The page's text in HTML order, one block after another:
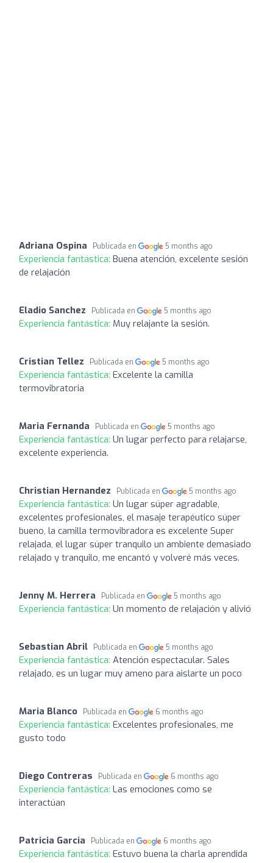
Adriana Ospina Publicada en 5 months ago
Experiencia fantástica: Buena atención, excelente sesión
de relajación
Eladio Sanchez Publicada en 5 months ago
Experiencia fantástica: Muy relajante la sesión.
Cristian Tellez Publicada en 5 months ago
Experiencia fantástica: Excelente la camilla
termovibratoria
Maria Fernanda Publicada en 5 months ago
Experiencia fantástica: Un lugar perfecto para relajarse,
excelente experiencia.
Christian Hernandez Publicada en 5 months ago
Experiencia fantástica: Un lugar súper agradable,
excelentes profesionales, el masaje terapéutico súper
bueno, la camilla termovibradora es excelente Super
relajada, el lugar súper tranquilo un ambiente demasiado
relajado y tranquilo, me encantó y volveré más veces.
Jenny M. Herrera Publicada en 5 months ago
Experiencia fantástica: Un momento de relajación y alivió
Sebastian Abril Publicada en 5 months ago
Experiencia fantástica: Atención espectacular. Sales
relajado, es un lugar muy ameno para aislarte un poco
Maria Blanco Publicada en 6 months ago
Experiencia fantástica: Excelentes profesionales, me
gusto todo
Diego Contreras Publicada en 6 months ago
Experiencia fantástica: Las emociones como se
interactúan
Patricia Garcia Publicada en 6 months ago
Experiencia fantástica: Estuvo buena la charla aprendida